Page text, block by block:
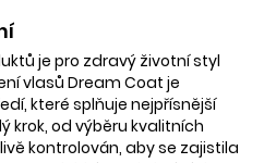
je pro zdravý životní styl
vlasů Dream Coat je
které splňuje nejpřísnější
krok, od výběru kvalitních
kontrolován, aby se zajistila